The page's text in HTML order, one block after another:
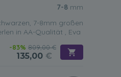
7-8 mm
7-8mm großen
in AA-Qualität , Eva
-83% 809,00 €
135,00 €